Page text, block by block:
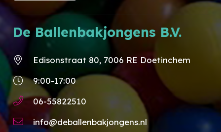
De Ballenbakjongens B.V.
Edisonstraat 80, 7006 RE Doetinchem
9:00-17:00
06-55822510
info@deballenbakjongens.nl